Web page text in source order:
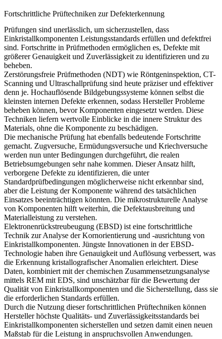
Fortschrittliche Prüftechniken zur Defekterkennung
Prüfungen sind unerlässlich, um sicherzustellen, dass
Einkristallkomponenten Leistungsstandards erfüllen und defektfrei
sind. Fortschritte in Prüfmethoden ermöglichen es, Defekte mit
größerer Genauigkeit und Zuverlässigkeit zu identifizieren und zu
beheben.
Zerstörungsfreie Prüfmethoden (NDT) wie Röntgeninspektion, CT-
Scanning und Ultraschallprüfung sind heute präziser und effektiver
denn je. Hochauflösende Bildgebungssysteme können selbst die
kleinsten internen Defekte erkennen, sodass Hersteller Probleme
beheben können, bevor Komponenten eingesetzt werden. Diese
Techniken liefern wertvolle Einblicke in die innere Struktur des
Materials, ohne die Komponente zu beschädigen.
Die mechanische Prüfung hat ebenfalls bedeutende Fortschritte
gemacht. Zugversuche, Ermüdungsversuche und Kriechversuche
werden nun unter Bedingungen durchgeführt, die realen
Betriebsumgebungen sehr nahe kommen. Dieser Ansatz hilft,
verborgene Defekte zu identifizieren, die unter
Standardprüfbedingungen möglicherweise nicht erkennbar sind,
aber die Leistung der Komponente während des tatsächlichen
Einsatzes beeinträchtigen könnten. Die mikrostrukturelle Analyse
von Komponenten hilft weiterhin, die Defektausbreitung und
Materialleistung zu verstehen.
Elektronenrückstreubeugung (EBSD) ist eine fortschrittliche
Technik zur Analyse der Kornorientierung und -ausrichtung von
Einkristallkomponenten. Jüngste Innovationen in der EBSD-
Technologie haben ihre Genauigkeit und Auflösung verbessert, was
die Erkennung kristallografischer Anomalien erleichtert. Diese
Daten, kombiniert mit derchemischen Zusammensetzungsanalyse
mittels REM mit EDS, sind unschätzbar für die Bewertung der
Qualität von Einkristallkomponenten und die Sicherstellung, dass sie
die erforderlichen Standards erfüllen.
Durch die Nutzung dieser fortschrittlichen Prüftechniken können
Hersteller höchste Qualitäts- und Zuverlässigkeitsstandards bei
Einkristallkomponenten sicherstellen und setzen damit einen neuen
Maßstab für die Leistung in anspruchsvollen Anwendungen.